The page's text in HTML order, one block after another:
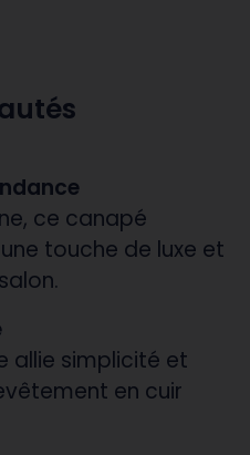
ce canapé
touche de luxe et
allie simplicité et
en cuir